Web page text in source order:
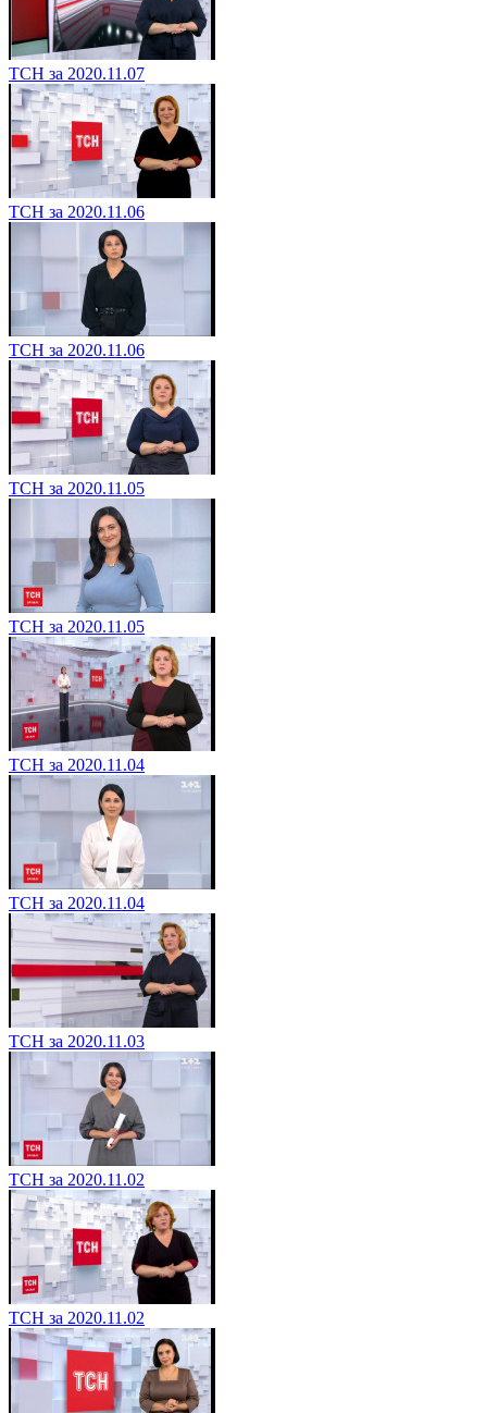
ТСН за 2020.11.07
ТСН за 2020.11.06
ТСН за 2020.11.06
ТСН за 2020.11.05
ТСН за 2020.11.05
ТСН за 2020.11.04
ТСН за 2020.11.04
ТСН за 2020.11.03
ТСН за 2020.11.02
ТСН за 2020.11.02